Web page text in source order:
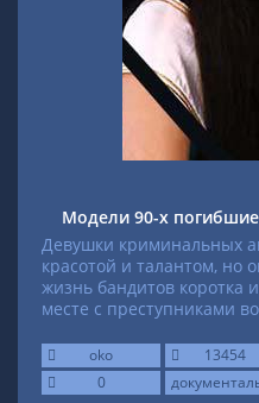
Модели 90-х
Девушки криминальных
красотой и талантом, но
жизнь бандитов коротка
месте с преступниками
oko
13454
0